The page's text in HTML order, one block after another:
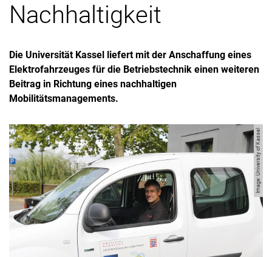
Nachhaltigkeit
Die Universität Kassel liefert mit der Anschaffung eines
Elektrofahrzeuges für die Betriebstechnik einen weiteren
Beitrag in Richtung eines nachhaltigen
Mobilitätsmanagements.
Image: University of Kassel